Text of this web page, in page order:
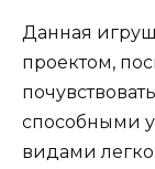
Данная
проектом,
способными
видами